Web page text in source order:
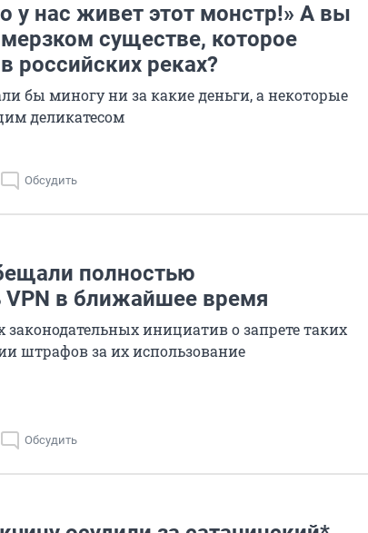
у нас живет этот монстр!» А вы
существе, которое
российских реках?
бы миногу ни за какие деньги, а некоторые
деликатесом
Обсудить
полностью
VPN в ближайшее время
законодательных инициатив о запрете таких
штрафов за их использование
Обсудить